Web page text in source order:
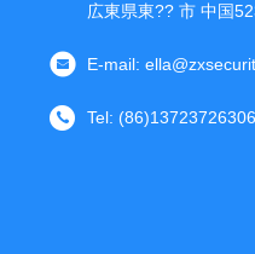
広東県東?? 市 中国
E-mail:
Tel: (86)13723726306